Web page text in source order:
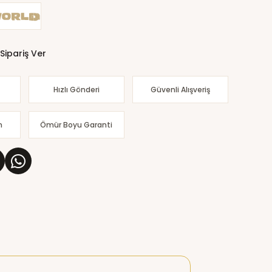
Ver
Hızlı Gönderi Güvenli Alışveriş
Ömür Boyu Garanti